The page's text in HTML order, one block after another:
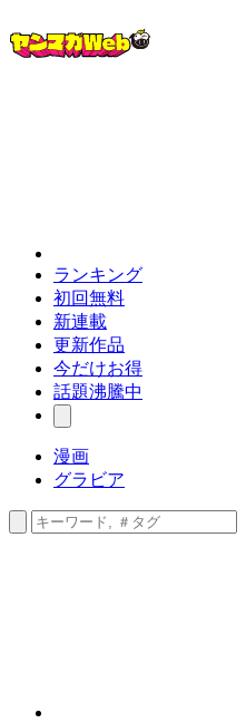
ランキング
初回無料
新連載
更新作品
今だけお得
話題沸騰中
漫画
グラビア